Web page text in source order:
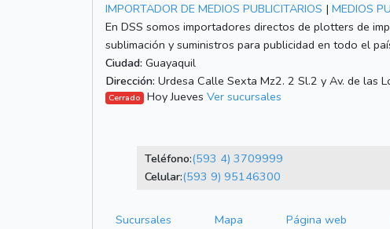
IMPORTADOR DE MEDIOS PUBLICITARIOS | MEDIOS
En DSS somos importadores directos de plotters de
sublimación y suministros para publicidad en todo el
Ciudad: Guayaquil
Dirección: Urdesa Calle Sexta Mz2. 2 Sl.2 y Av. de las
Cerrado Hoy Jueves Ver sucursales
Teléfono:(593 4) 3709999
Celular:(593 9) 95146300
Sucursales Mapa Página web